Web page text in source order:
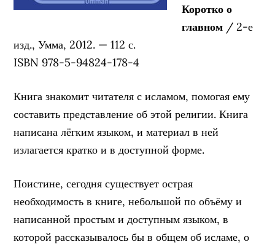
Коротко о
главном / 2-е
изд., Умма, 2012. — 112 с.
ISBN 978-5-94824-178-4
Книга знакомит читателя с исламом, помогая ему
составить представление об этой религии. Книга
написана лёгким языком, и материал в ней
излагается кратко и в доступной форме.
Поистине, сегодня существует острая
необходимость в книге, небольшой по объёму и
написанной простым и доступным языком, в
которой рассказывалось бы в общем об исламе, о